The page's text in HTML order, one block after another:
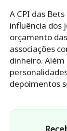
A CPI das
influência dos
orçamento
associações
dinheiro.
depoimentos